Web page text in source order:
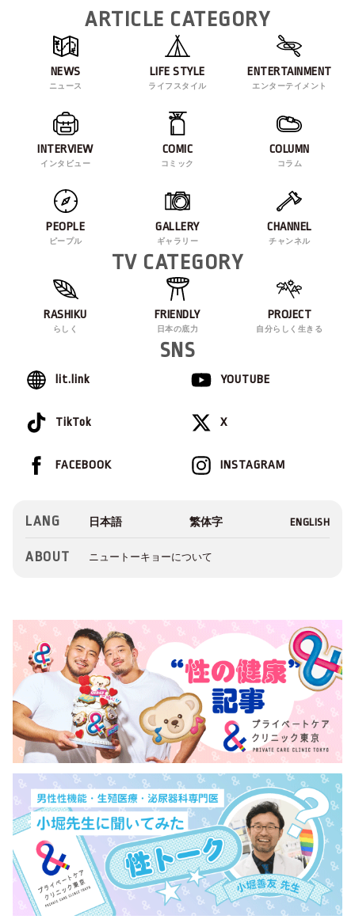
ARTICLE CATEGORY
NEWS
ニュース
LIFE STYLE
ライフスタイル
ENTERTAINMENT
エンターテイメント
INTERVIEW
インタビュー
COMIC
コミック
COLUMN
コラム
PEOPLE
ピープル
GALLERY
ギャラリー
CHANNEL
チャンネル
TV CATEGORY
RASHIKU
らしく
FRIENDLY
日本の底力
PROJECT
自分らしく生きる
SNS
lit.link YOUTUBE
TikTok X
INSTAGRAM
FACEBOOK
LANG
ABOUT ニュートーキョーについて